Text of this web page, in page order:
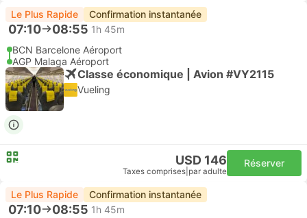
Le Plus Rapide Confirmation instantanée
07:10 08:55 1h 45m
BCN Barcelone Aéroport
AGP Malaga Aéroport
Classe économique | Avion #VY2115
Vueling
USD 146
Taxes comprises par adulte
Réserver
Le Plus Rapide Confirmation instantanée
07:10 08:55 1h 45m